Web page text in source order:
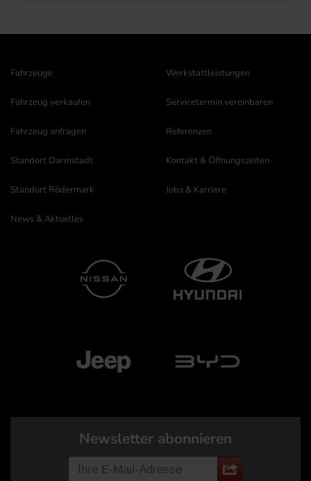
Fahrzeuge
Fahrzeug verkaufen
Fahrzeug anfragen
Werkstattleistungen
Servicetermin vereinbaren
Referenzen
Standort Darmstadt
Standort Rödermark
News & Aktuelles
Kontakt & Öffnungszeiten
Jobs & Karriere
Newsletter abonnieren